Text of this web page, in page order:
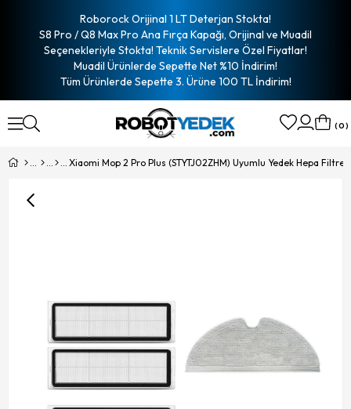
Roborock Orijinal 1 LT Deterjan Stokta!
S8 Pro / Q8 Max Pro Ana Fırça Kapağı, Orijinal ve Muadil
Seçenekleriyle Stokta! Teknik Servislere Özel Fiyatlar!
Muadil Ürünlerde Sepette Net %10 İndirim!
Tüm Ürünlerde Sepette 3. Ürüne 100 TL İndirim!
0